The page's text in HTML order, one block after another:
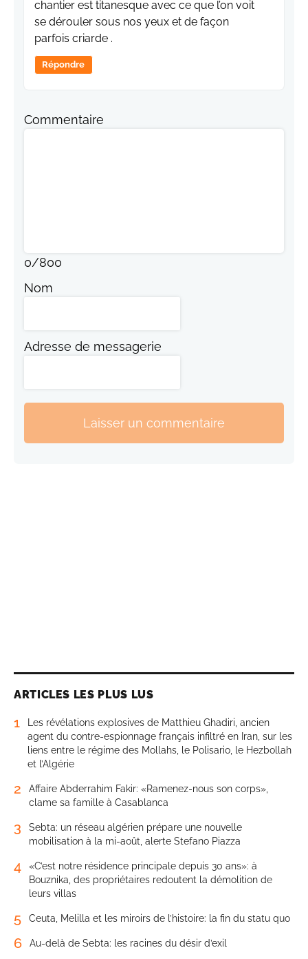
chantier est titanesque avec ce que l’on voit
se dérouler sous nos yeux et de façon
parfois criarde .
Répondre
Commentaire
0/800
Nom
Adresse de messagerie
Laisser un commentaire
ARTICLES LES PLUS LUS
1
Les révélations explosives de Matthieu Ghadiri, ancien
agent du contre-espionnage français infiltré en Iran, sur les
liens entre le régime des Mollahs, le Polisario, le Hezbollah
et l’Algérie
2
Affaire Abderrahim Fakir: «Ramenez-nous son corps»,
clame sa famille à Casablanca
3
Sebta: un réseau algérien prépare une nouvelle
mobilisation à la mi-août, alerte Stefano Piazza
4
«C’est notre résidence principale depuis 30 ans»: à
Bouznika, des propriétaires redoutent la démolition de
leurs villas
5 Ceuta, Melilla et les miroirs de l’histoire: la fin du statu quo
6 Au-delà de Sebta: les racines du désir d’exil